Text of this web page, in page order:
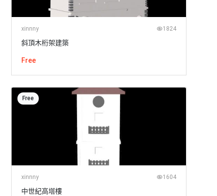
xinnny 1824
斜頂木桁架建築
Free
Free
xinnny 1604
中世紀高塔樓